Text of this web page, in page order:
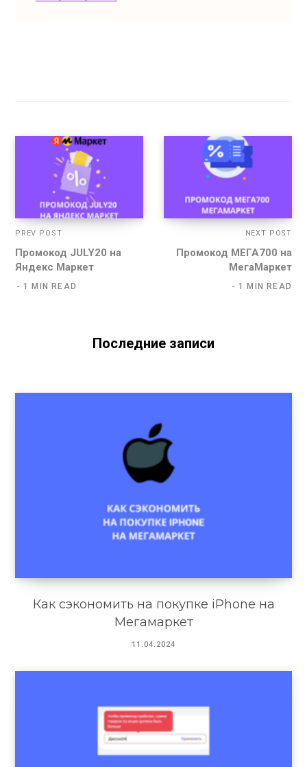
PREV POST
Промокод JULY20 на
Яндекс Маркет
1 MIN READ
NEXT POST
Промокод МЕГА700 на
МегаМаркет
1 MIN READ
Последние записи
Как сэкономить на покупке iPhone на
Мегамаркет
11.04.2024